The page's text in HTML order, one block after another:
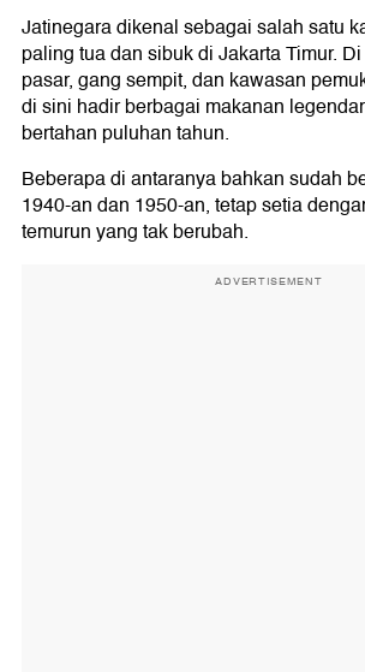
Jatinegara dikenal sebagai salah satu
paling tua dan sibuk di Jakarta Timur.
pasar, gang sempit, dan kawasan
di sini hadir berbagai makanan
bertahan puluhan tahun.
Beberapa di antaranya bahkan sudah
1940-an dan 1950-an, tetap setia
temurun yang tak berubah.
ADVERTISEMENT